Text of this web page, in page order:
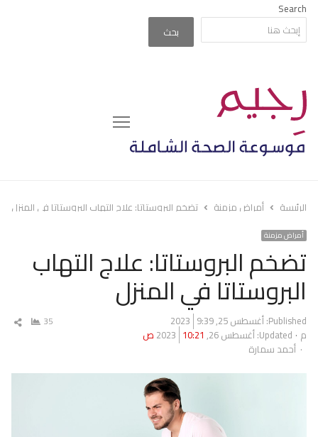
Search
بحث
Menu
الرئيسة أمراض مزمنة تضخم البروستاتا: علاج التهاب البروستاتا في المنزل
أمراض مزمنة
تضخم البروستاتا: علاج التهاب
البروستاتا في المنزل
Published: أغسطس 25, 2023
9:39
م Updated: أغسطس 26, 2023 10:21 ص
Author
أحمد سمارة
35